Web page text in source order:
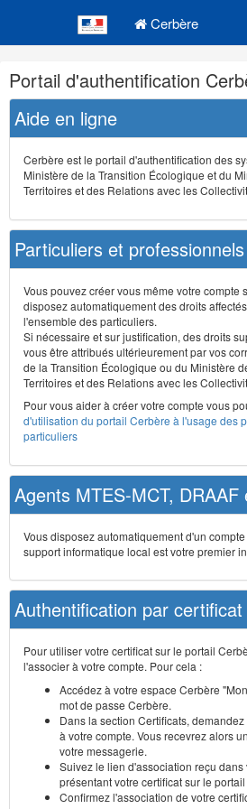
Cerbère
Navigation
et
outils
annexes
Portail d'authentification
Aide en ligne
Cerbère est le portail d'authentification des
Ministère de la Transition Écologique et du
Territoires et des Relations avec les
Particuliers et professionnels
Vous pouvez créer vous même votre compte
disposez automatiquement des droits
l'ensemble des particuliers.
Si nécessaire et sur justification, des droits
vous être attribués ultérieurement par vos
de la Transition Écologique ou du Ministère
Territoires et des Relations avec les
Pour vous aider à créer votre compte vous
d'utilisation du portail Cerbère à l'usage des
particuliers
Agents MTES-MCT, DRAAF
Vous disposez automatiquement d'un
support informatique local est votre premier
Authentification par certificat
Pour utiliser votre certificat sur le portail
l'associer à votre compte. Pour cela :
Accédez à votre espace Cerbère
mot de passe Cerbère.
Dans la section Certificats,
à votre compte. Vous recevrez alors
votre messagerie.
Suivez le lien d'association reçu dans
présentant votre certificat sur le
Confirmez l'association de votre